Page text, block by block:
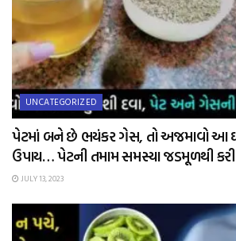
UNCATEGORIZED
પેટમાં બને છે ભયંકર ગેસ, તો અજમાવો આ
ઉપાય… પેટની તમામ સમસ્યા જડમૂળથી
JULY 13, 2023